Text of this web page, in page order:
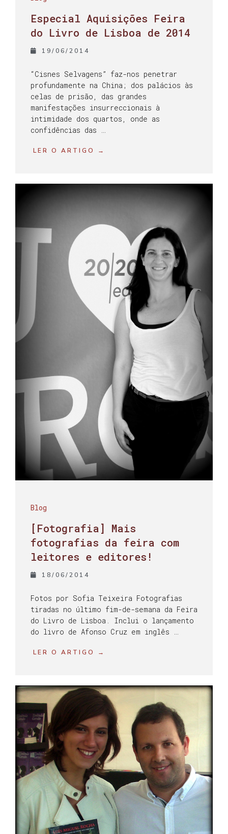
Especial Aquisições Feira
do Livro de Lisboa de 2014
19/06/2014
“Cisnes Selvagens” faz-nos penetrar
profundamente na China; dos palácios às
celas de prisão, das grandes
manifestações insurreccionais à
intimidade dos quartos, onde as
confidências das …
LER O ARTIGO →
Blog
[Fotografia] Mais
fotografias da feira com
leitores e editores!
18/06/2014
Fotos por Sofia Teixeira Fotografias
tiradas no último fim-de-semana da Feira
do Livro de Lisboa. Inclui o lançamento
do livro de Afonso Cruz em inglês …
LER O ARTIGO →